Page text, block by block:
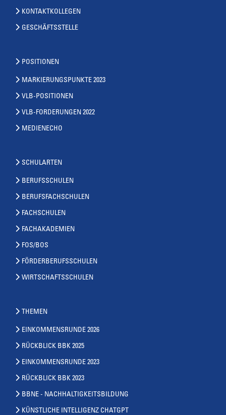
KONTAKTKOLLEGEN
GESCHÄFTSSTELLE
POSITIONEN
MARKIERUNGSPUNKTE 2023
VLB-POSITIONEN
VLB-FORDERUNGEN 2022
MEDIENECHO
SCHULARTEN
BERUFSSCHULEN
BERUFSFACHSCHULEN
FACHSCHULEN
FACHAKADEMIEN
FOS/BOS
FÖRDERBERUFSSCHULEN
WIRTSCHAFTSSCHULEN
THEMEN
EINKOMMENSRUNDE 2026
RÜCKBLICK BBK 2025
EINKOMMENSRUNDE 2023
RÜCKBLICK BBK 2023
BBNE - NACHHALTIGKEITSBILDUNG
KÜNSTLICHE INTELLIGENZ CHATGPT